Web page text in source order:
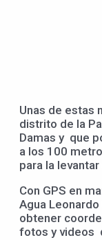
Unas de estas
distrito de la
Damas y que
a los 100
para la
Con GPS en
Agua
obtener
fotos y videos